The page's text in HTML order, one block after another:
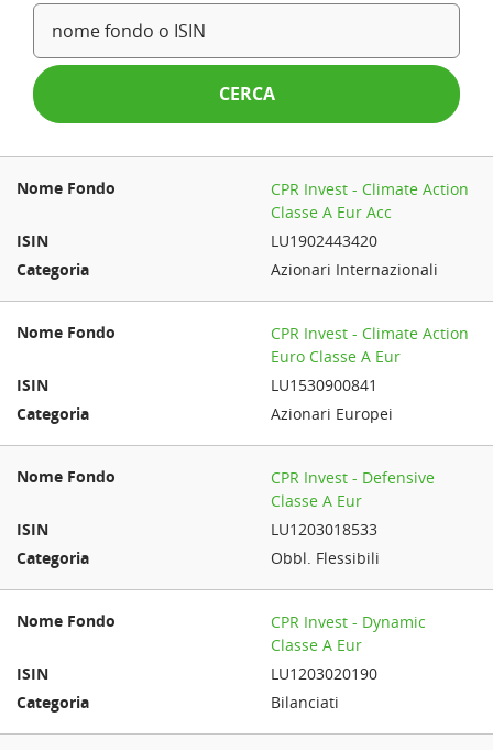
CERCA
CPR Invest - Climate Action
Classe A Eur Acc
LU1902443420
Azionari Internazionali
CPR Invest - Climate Action
Euro Classe A Eur
LU1530900841
Azionari Europei
CPR Invest - Defensive
Classe A Eur
LU1203018533
Obbl. Flessibili
CPR Invest - Dynamic
Classe A Eur
LU1203020190
Bilanciati